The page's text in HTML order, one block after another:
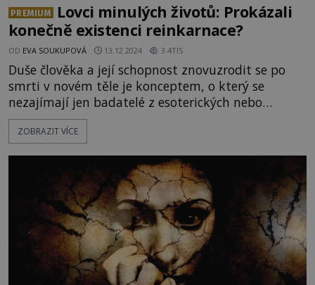
PREMIUM
Lovci minulých životů: Prokázali
konečně existenci reinkarnace?
OD EVA SOUKUPOVÁ 13.12.2024 3.4TIS
Duše člověka a její schopnost znovuzrodit se po
smrti v novém těle je konceptem, o který se
nezajímají jen badatelé z esoterických nebo
náboženských kruhů, ale i renomovaní vědci.
Psychologové, kteří narazili na případy lidí
tajemné výzkumy odborníků na reinkarnaci?
ZOBRAZIT VÍCE